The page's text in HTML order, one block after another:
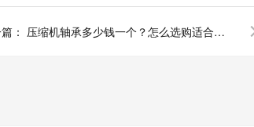
： 压缩机轴承多少钱一个？怎么选购适合的压缩机轴承？